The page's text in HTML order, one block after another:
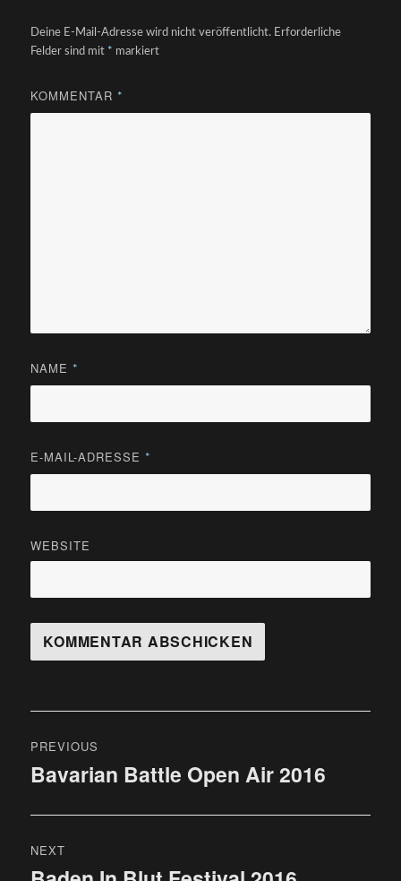
Deine E-Mail-Adresse wird nicht veröffentlicht. Erforderliche
Felder sind mit * markiert
KOMMENTAR *
NAME *
E-MAIL-ADRESSE *
WEBSITE
PREVIOUS
Previous
Bavarian Battle Open Air 2016
NEXT
Next